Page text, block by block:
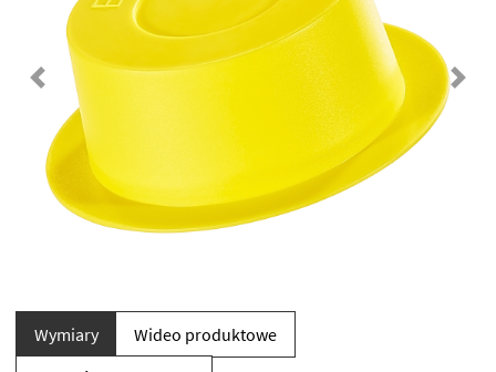
Previous Next
Wymiary
Wideo produktowe